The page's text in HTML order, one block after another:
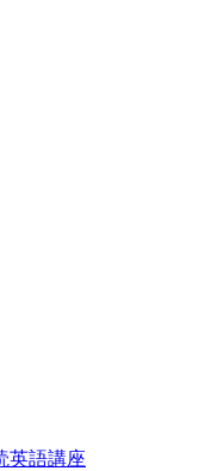
英語講座